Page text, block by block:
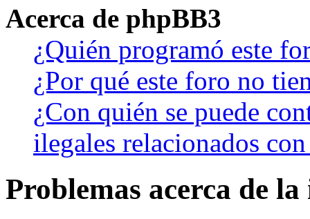
Acerca de phpBB3
¿Quién programó este
¿Por qué este foro no
¿Con quién se puede
ilegales relacionados
Problemas acerca de